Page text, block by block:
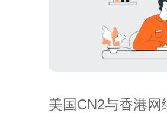
美国CN2与香港网